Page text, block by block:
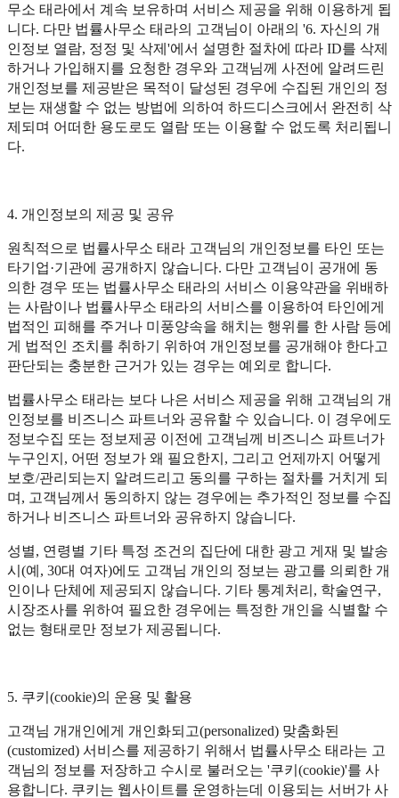
무소 태라에서 계속 보유하며 서비스 제공을 위해 이용하게 됩
니다. 다만 법률사무소 태라의 고객님이 아래의 '6. 자신의 개
인정보 열람, 정정 및 삭제'에서 설명한 절차에 따라 ID를 삭제
하거나 가입해지를 요청한 경우와 고객님께 사전에 알려드린
개인정보를 제공받은 목적이 달성된 경우에 수집된 개인의 정
보는 재생할 수 없는 방법에 의하여 하드디스크에서 완전히 삭
제되며 어떠한 용도로도 열람 또는 이용할 수 없도록 처리됩니
다.
4. 개인정보의 제공 및 공유
원칙적으로 법률사무소 태라 고객님의 개인정보를 타인 또는
타기업·기관에 공개하지 않습니다. 다만 고객님이 공개에 동
의한 경우 또는 법률사무소 태라의 서비스 이용약관을 위배하
는 사람이나 법률사무소 태라의 서비스를 이용하여 타인에게
법적인 피해를 주거나 미풍양속을 해치는 행위를 한 사람 등에
게 법적인 조치를 취하기 위하여 개인정보를 공개해야 한다고
판단되는 충분한 근거가 있는 경우는 예외로 합니다.
법률사무소 태라는 보다 나은 서비스 제공을 위해 고객님의 개
인정보를 비즈니스 파트너와 공유할 수 있습니다. 이 경우에도
정보수집 또는 정보제공 이전에 고객님께 비즈니스 파트너가
누구인지, 어떤 정보가 왜 필요한지, 그리고 언제까지 어떻게
보호/관리되는지 알려드리고 동의를 구하는 절차를 거치게 되
며, 고객님께서 동의하지 않는 경우에는 추가적인 정보를 수집
하거나 비즈니스 파트너와 공유하지 않습니다.
성별, 연령별 기타 특정 조건의 집단에 대한 광고 게재 및 발송
시(예, 30대 여자)에도 고객님 개인의 정보는 광고를 의뢰한 개
인이나 단체에 제공되지 않습니다. 기타 통계처리, 학술연구,
시장조사를 위하여 필요한 경우에는 특정한 개인을 식별할 수
없는 형태로만 정보가 제공됩니다.
5. 쿠키(cookie)의 운용 및 활용
고객님 개개인에게 개인화되고(personalized) 맞춤화된
(customized) 서비스를 제공하기 위해서 법률사무소 태라는 고
객님의 정보를 저장하고 수시로 불러오는 '쿠키(cookie)'를 사
용합니다. 쿠키는 웹사이트를 운영하는데 이용되는 서버가 사